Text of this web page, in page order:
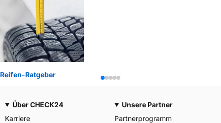
Reifen-Ratgeber
Über CHECK24
Karriere
Unsere Partner
Partnerprogramm